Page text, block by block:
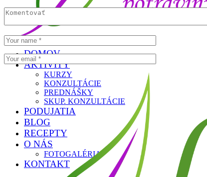
DOMOV
AKTIVITY
KURZY
KONZULTÁCIE
PREDNÁŠKY
SKUP. KONZULTÁCIE
PODUJATIA
BLOG
RECEPTY
O NÁS
FOTOGALÉRIA
KONTAKT